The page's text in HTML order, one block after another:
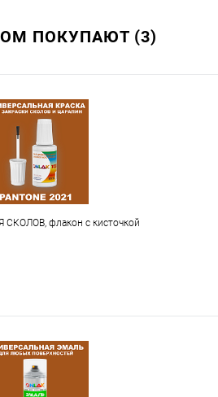
ПОКУПАЮТ (3)
СКОЛОВ, флакон с кисточкой